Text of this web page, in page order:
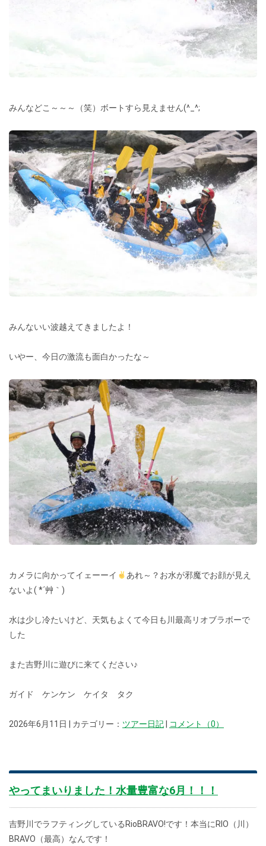
みんなどこ～～～（笑）ボートすら見えません(^_^;
みんないい波越えてきましたよ！
いやー、今日の激流も面白かったな～
カメラに向かってイェーーイ
あれ～？お水が邪魔でお顔が見え
ないよ( *´艸｀)
水は少し冷たいけど、天気もよくて今日も川最高リオブラボーで
した
また吉野川に遊びに来てください♪
ガイド ケンケン ケイタ タク
2026年6月11日 | カテゴリー： ツアー日記 コメント（0）
やってまいりました！水量豊富な6月！！！
吉野川でラフティングしているRioBRAVO!です！本当にRIO（川）
BRAVO（最高）なんです！